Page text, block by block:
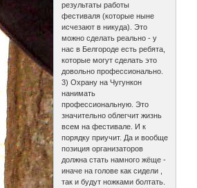
результаты работы
фестиваля (которые ныне
исчезают в никуда). Это
можно сделать реально - у
нас в Белгороде есть ребята,
которые могут сделать это
довольно профессионально.
3) Охрану на Чугункон
нанимать
профессиональную. Это
значительно облегчит жизнь
всем на фестивале. И к
порядку приучит. Да и вообще
позиция организаторов
должна стать намного жёще -
иначе на голове как сидели ,
так и будут ножками болтать.